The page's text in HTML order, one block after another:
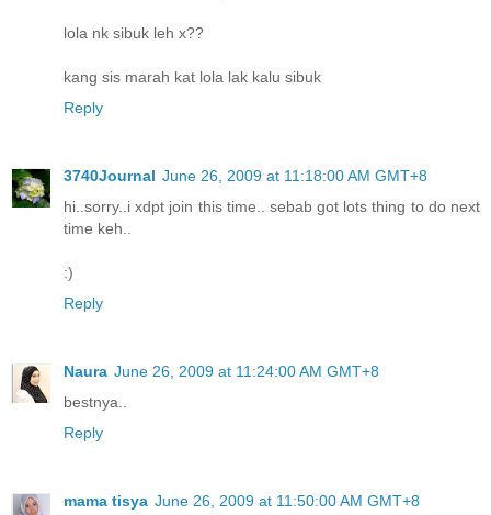
lola nk sibuk leh x??
kang sis marah kat lola lak kalu sibuk
Reply
3740Journal June 26, 2009 at 11:18:00 AM GMT+8
hi..sorry..i xdpt join this time.. sebab got lots thing to do next
time keh..
:)
Reply
Naura June 26, 2009 at 11:24:00 AM GMT+8
bestnya..
Reply
mama tisya June 26, 2009 at 11:50:00 AM GMT+8